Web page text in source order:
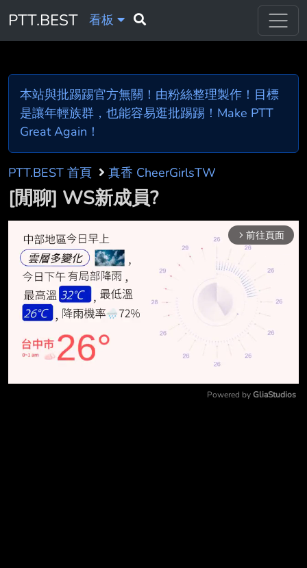
PTT.BEST 看板
本站與批踢踢官方無關！由粉絲整理製作！目標
是讓年輕族群，也能容易逛批踢踢！Make PTT
Great Again！
PTT.BEST 首頁 真香 CheerGirlsTW
[閒聊] WS新成員?
arrow_forward_ios 前往頁面
Powered by GliaStudios